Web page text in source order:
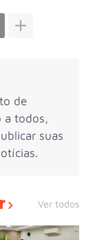
de
a todos,
suas
Ver todos